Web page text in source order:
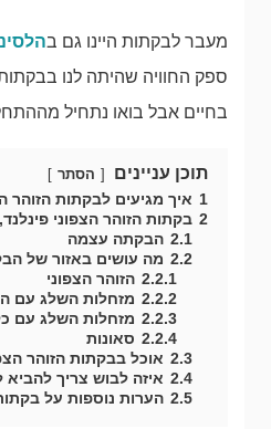
מעבר לבקתות היינו גם ב
ספק החוויה שהיתה לנו
בחיים אבל בואו נתחיל
תוכן עניינים הסתר
1 איך מגיעים לבקתות הזוהר
2 בקתות הזוהר הצפוני
2.1 הבקתה עצמה
2.2 מה עושים באזור של
2.2.1 הזוהר הצפוני
2.2.2 מזחלות השלג עם
2.2.3 מזחלות השלג עם
2.2.4 סאונות
2.3 אוכל בבקתות הזוהר
2.4 איזה לבוש צריך
2.5 הערות נוספות על